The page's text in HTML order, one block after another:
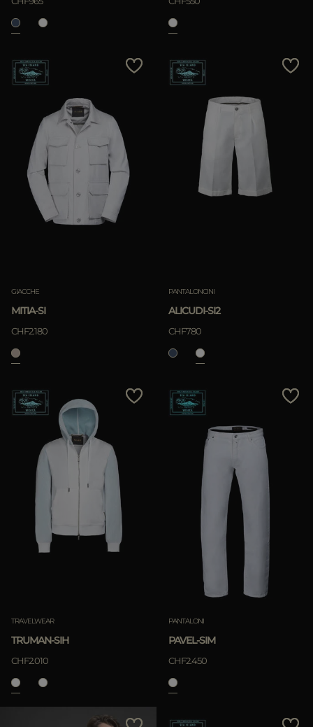
GIACCHE
MITIA-SI
CHF2.180
PANTALONCINI
ALICUDI-SI2
CHF780
TRAVELWEAR
TRUMAN-SIH
CHF2.010
PANTALONI
PAVEL-SIM
CHF2.450